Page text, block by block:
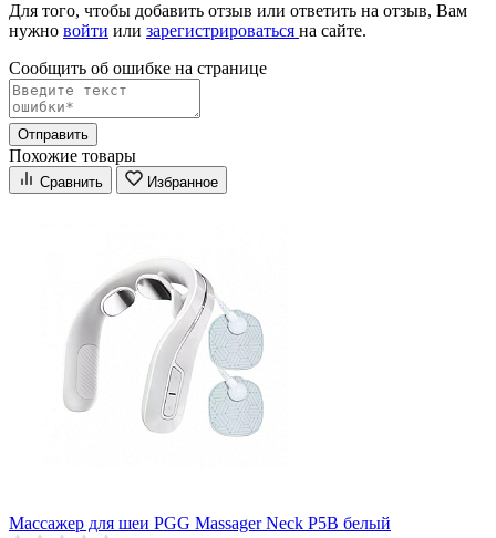
Для того, чтобы добавить отзыв или ответить на отзыв, Вам
нужно войти или зарегистрироваться на сайте.
Сообщить об ошибке на страницe
Отправить
Похожие товары
Сравнить Избранное
Массажер для шеи PGG Massager Neck P5B белый